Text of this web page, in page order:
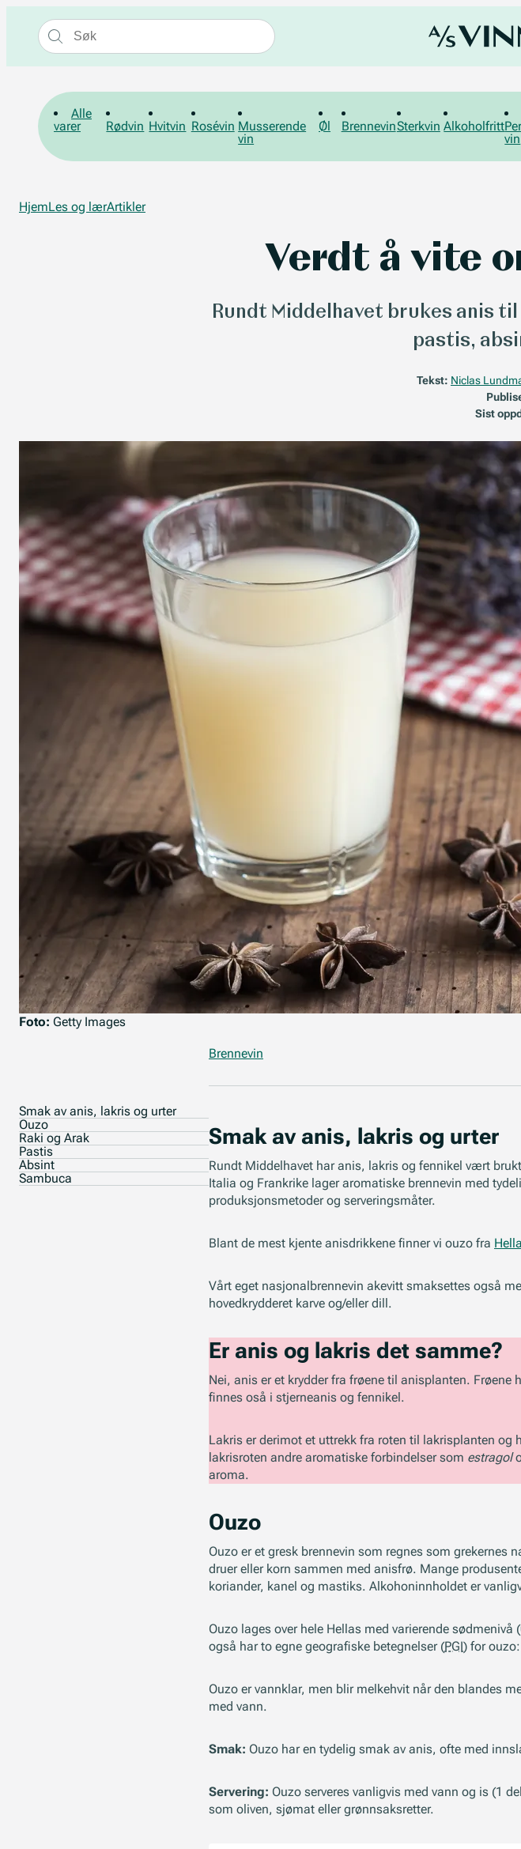
Alle
varer
Rødvin Hvitvin Rosévin Musserende
vin
Øl BrennevinSterkvin Alkoholfritt
vin
HjemLes og lærArtikler
Verdt å vite
Rundt Middelhavet brukes anis
pastis,
Tekst: Niclas
Sist
Foto: Getty Images
Brennevin
Smak av anis, lakris og urter
Ouzo
Raki og Arak
Pastis
Absint
Sambuca
Smak av anis, lakris og urter
Rundt Middelhavet har anis, lakris og fennikel vært
Italia og Frankrike lager aromatiske brennevin med
produksjonsmetoder og serveringsmåter.
Blant de mest kjente anisdrikkene finner vi ouzo fra
Vårt eget nasjonalbrennevin akevitt smaksettes også
hovedkrydderet karve og/eller dill.
Er anis og lakris det samme?
Nei, anis er et krydder fra frøene til anisplanten.
finnes oså i stjerneanis og fennikel.
Lakris er derimot et uttrekk fra roten til lakrisplanten og
lakrisroten andre aromatiske forbindelser som estragol
aroma.
Ouzo
Ouzo er et gresk brennevin som regnes som grekernes
druer eller korn sammen med anisfrø. Mange
koriander, kanel og mastiks. Alkohoninnholdet er
Ouzo lages over hele Hellas med varierende
også har to egne geografiske betegnelser (PGI) for
Ouzo er vannklar, men blir melkehvit når den blandes
med vann.
Smak: Ouzo har en tydelig smak av anis, ofte med
Servering: Ouzo serveres vanligvis med vann og is (1
som oliven, sjømat eller grønnsaksretter.